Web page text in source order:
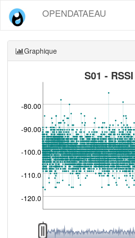
OPENDATAEAU
Graphique
S01 - RSSI
-120.0
-110.0
-100.0
-90.00
-80.00